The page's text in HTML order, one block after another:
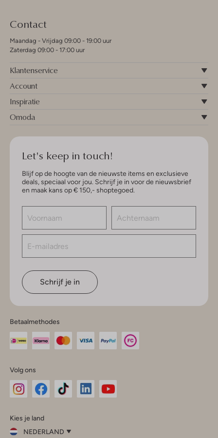
Contact
Maandag - Vrijdag 09:00 - 19:00 uur
Zaterdag 09:00 - 17:00 uur
Klantenservice
Account
Inspiratie
Omoda
Let's keep in touch!
Blijf op de hoogte van de nieuwste items en exclusieve
deals, speciaal voor jou. Schrijf je in voor de nieuwsbrief
en maak kans op € 150,- shoptegoed.
Schrijf je in
Betaalmethodes
Volg ons
InstagramFacebook
Kies je land
NEDERLAND